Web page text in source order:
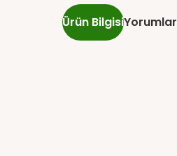
Ürün BilgisiYorumlar